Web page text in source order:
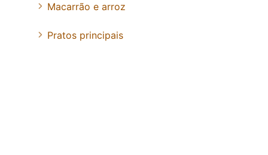
Macarrão e arroz
Pratos principais